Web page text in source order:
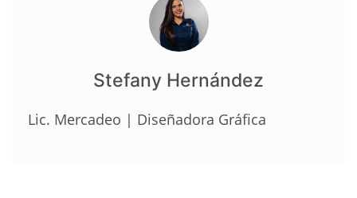
Stefany Hernández
Lic. Mercadeo | Diseñadora Gráfica